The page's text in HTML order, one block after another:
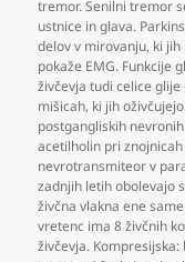
tremor. Senilni tremor
ustnice in glava.
delov v mirovanju, ki jih
pokaže EMG. Funkcije
živčevja tudi celice glije
mišicah, ki jih
postgangliskih
acetilholin pri
nevrotransmiteor v
zadnjih letih obolevajo
živčna vlakna ene
vretenc ima 8 živčnih
živčevja.